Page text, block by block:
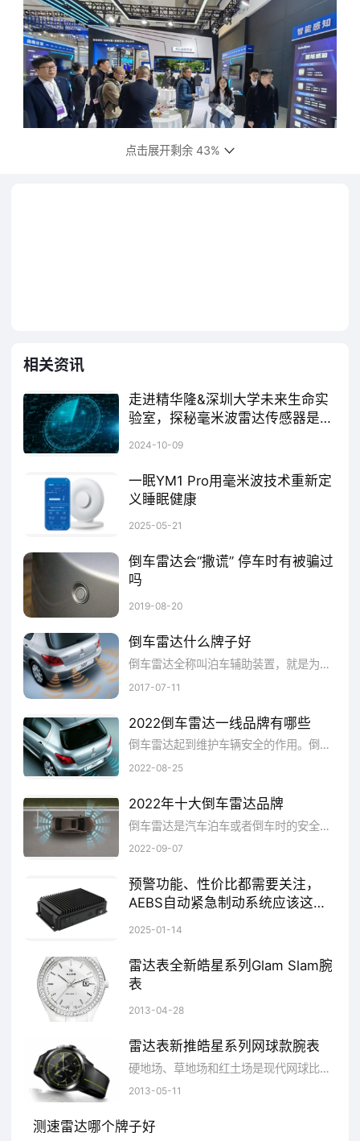
自动调节雷达波束角度(调节精度±0.1°),解决弯
道盲区导致的漏检问题。
- 搭载多种状态感知监测芯片
预警故障风险。
2. 超远距全景监控雷达
- 采用多角度动态雷视融合技术
雾霾等恶劣天气下仍保持1.4公里有效监测,较
业内传统80GHz雷达探测距离提升60%。
- 内置智能俯仰角调节机构,可适应山区高
速落差达200米的地形起伏,确保监测区域连续
覆盖。
3.护栏阵列式感知单元
- 模块化设计 支持即插即用,单个护栏单元
覆盖80米范围,通过MESH组网实现整段高速公
- 突破性实现5cm定位精度,可精准识别抛
4. 边缘智能节点控制器
- 单台设备支持
验处理技术
,运算延迟低于20ms,满足实时交通
管控需求。
- 创新数字孪生映射功能
点击展开剩余 43%
相关资讯
走进精华隆&深圳大学未来生命实
验室，探秘毫米波雷达传感器是如
2024-10-09
一眠YM1 Pro用毫米波技术重新定
义睡眠健康
2025-05-21
倒车雷达会“撒谎” 停车时有被骗过
吗
2019-08-20
倒车雷达什么牌子好
倒车雷达全称叫泊车辅助装置，就是为了防止汽车在倒车的过程中撞到其他物，让大家停车更加的安全可靠。那么，倒车雷达什么样的更好?什...
2017-07-11
2022倒车雷达一线品牌有哪些
​倒车雷达起到维护车辆安全的作用。倒车雷达，顾名思义就是在倒车过程中，运用雷达超声波探测车辆周围的障碍物，并预测距离和危险系数，上报并呈现，这对于新手驾驶员而言是个好用的工具。倒车雷达正在逐渐成为新车标配，那么，2022倒车雷达一线品牌有哪些?品牌网依托大数据技术,综合品牌实力、产品销量、用户口碑、网友投票等近百项指标评选出了倒车雷达品牌排行榜，供大家参考选择。
2022-08-25
2022年十大倒车雷达品牌
倒车雷达是汽车泊车或者倒车时的安全辅助装置，由超声波传感器(俗称探头)、控制器和显示器(或蜂鸣器)等部分组成。能以声音或者更为直观的显示告知驾驶员周围障碍物的情况，解除了驾驶员泊车、倒车和起动车辆时前后左右探视所引起的困扰，并帮助驾驶员扫除了视野死角和视线模糊的缺陷，提高驾驶的安全性。那么倒车雷达有哪些好牌子呢?品牌网依托大数据技术,综合品牌实力、产品销量、用户口碑、网友投票等近百项指标评选出了倒车雷达品牌排行榜，供大家参考选择。
2022-09-07
预警功能、性价比都需要关注，
AEBS自动紧急制动系统应该这样
2025-01-14
雷达表全新皓星系列Glam Slam腕
表
2013-04-28
雷达表新推皓星系列网球款腕表
硬地场、草地场和红土场是现代网球比赛中固定使用的专业球场，RADO瑞士雷达表以网球为灵感的全新特别款式跻身瑞士雷达表HyperChr...
2013-05-11
测速雷达哪个牌子好